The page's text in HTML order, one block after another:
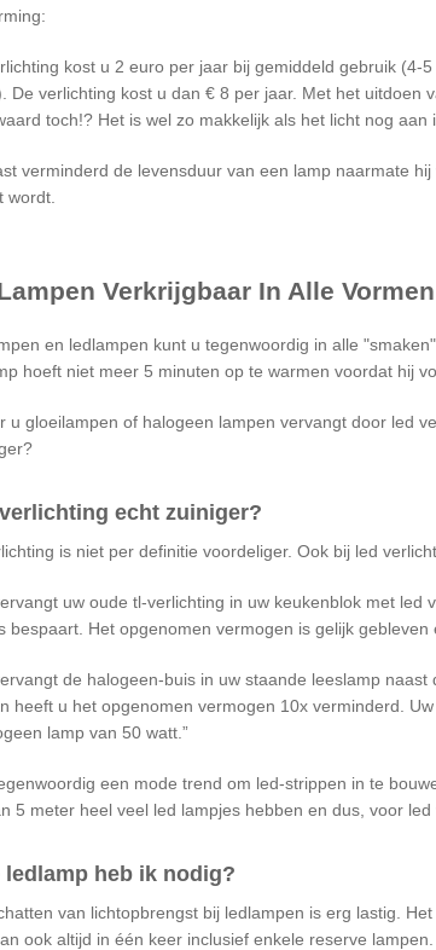
kost u 2 euro per jaar bij gemiddeld gebruik
De verlichting kost u dan € 8 per jaar. Met het
toch!? Het is wel zo makkelijk als het licht nog aan
verminderd de levensduur van een lamp naarmate
wordt.
Verkrijgbaar In Alle
en ledlampen kunt u tegenwoordig in alle
hoeft niet meer 5 minuten op te warmen voordat hij
u gloeilampen of halogeen lampen vervangt door led
echt zuiniger?
is niet per definitie voordeliger. Ook bij led
uw oude tl-verlichting in uw keukenblok met
bespaart. Het opgenomen vermogen is gelijk gebleven
de halogeen-buis in uw staande leeslamp
heeft u het opgenomen vermogen 10x verminderd.
lamp van 50 watt.
een mode trend om led-strippen in te
5 meter heel veel led lampjes hebben en dus, voor
ledlamp heb ik nodig?
van lichtopbrengst bij ledlampen is erg lastig.
ook altijd in één keer inclusief enkele reserve